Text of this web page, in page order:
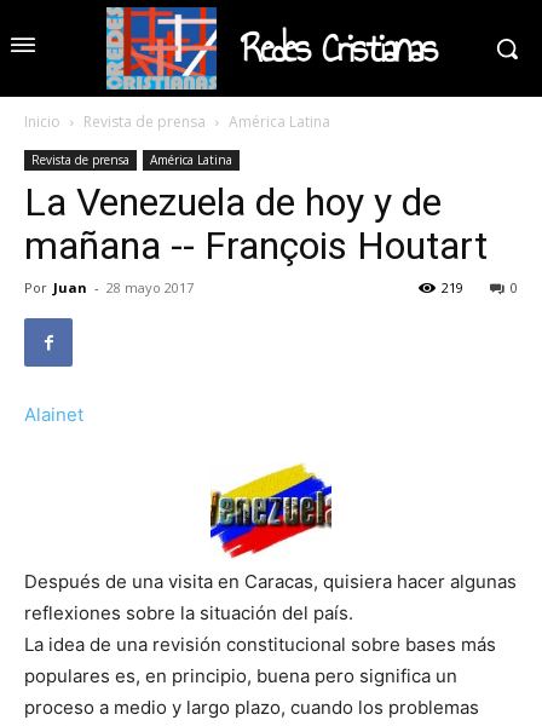
Redes Cristianas
Inicio Revista de prensa América Latina
Revista de prensa América Latina
La Venezuela de hoy y de
mañana -- François Houtart
Por Juan - 28 mayo 2017 0
219
Alainet
Después de una visita en Caracas, quisiera hacer algunas
reflexiones sobre la situación del país.
La idea de una revisión constitucional sobre bases más
populares es, en principio, buena pero significa un
proceso a medio y largo plazo, cuando los problemas